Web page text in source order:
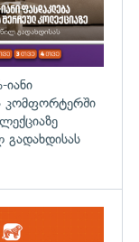
კომფორტერში
გადახდისას